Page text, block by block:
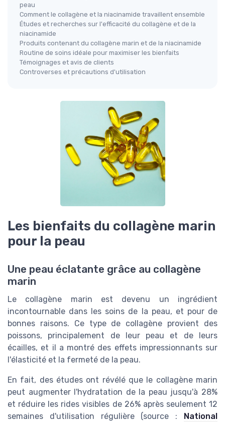
peau
Comment le collagène et la niacinamide travaillent ensemble
Études et recherches sur l'efficacité du collagène et de la
niacinamide
Produits contenant du collagène marin et de la niacinamide
Routine de soins idéale pour maximiser les bienfaits
Témoignages et avis de clients
Controverses et précautions d'utilisation
Les bienfaits du collagène marin
pour la peau
Une peau éclatante grâce au collagène
marin
Le collagène marin est devenu un ingrédient
incontournable dans les soins de la peau, et pour de
bonnes raisons. Ce type de collagène provient des
poissons, principalement de leur peau et de leurs
écailles, et il a montré des effets impressionnants sur
l'élasticité et la fermeté de la peau.
En fait, des études ont révélé que le collagène marin
peut augmenter l'hydratation de la peau jusqu'à 28%
et réduire les rides visibles de 26% après seulement 12
semaines d'utilisation régulière (source :
National